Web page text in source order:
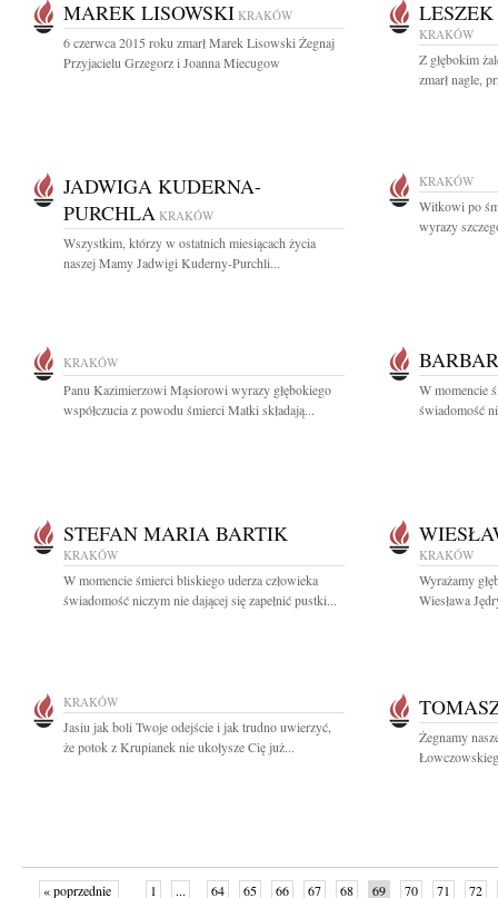
MAREK LISOWSKI KRAKÓW
6 czerwca 2015 roku zmarł Marek Lisowski Żegnaj
Przyjacielu Grzegorz i Joanna Miecugow
KRAKÓW
Z głębokim
zmarł nagle,
JADWIGA KUDERNA-
PURCHLA KRAKÓW
Wszystkim, którzy w ostatnich miesiącach życia
naszej Mamy Jadwigi Kuderny-Purchli...
KRAKÓW
Witkowi po
wyrazy
KRAKÓW
Panu Kazimierzowi Mąsiorowi wyrazy głębokiego
współczucia z powodu śmierci Matki składają...
W momencie
świadomość
STEFAN MARIA BARTIK
KRAKÓW
W momencie śmierci bliskiego uderza człowieka
świadomość niczym nie dającej się zapełnić pustki...
KRAKÓW
Wyrażamy
Wiesława
KRAKÓW
Jasiu jak boli Twoje odejście i jak trudno uwierzyć,
że potok z Krupianek nie ukołysze Cię już...
Żegnamy
« poprzednie 1 ... 64 65 66 67 68 69 70 71 72